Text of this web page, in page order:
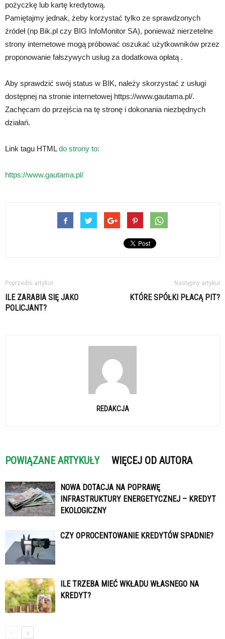
pożyczkę lub kartę kredytową.
Pamiętajmy jednak, żeby korzystać tylko ze sprawdzonych
źródeł (np Bik.pl czy BIG InfoMonitor SA), ponieważ nierzetelne
strony internetowe mogą próbować oszukać użytkowników przez
proponowanie fałszywych usług za dodatkowa opłatą .
Aby sprawdzić swój status w BIK, należy skorzystać z usługi
dostępnej na stronie internetowej https://www.gautama.pl/.
Zachęcam do przejścia na tę stronę i dokonania niezbędnych
działań.
Link tagu HTMLdo strony to:
https://www.gautama.pl/
Poprzedni artykuł
ILE ZARABIA SIĘ JAKO
POLICJANT?
Następny artykuł
KTÓRE SPÓŁKI PŁACĄ PIT?
REDAKCJA
POWIĄZANE ARTYKUŁY WIĘCEJ OD AUTORA
NOWA DOTACJA NA POPRAWĘ
INFRASTRUKTURY ENERGETYCZNEJ – KREDYT
EKOLOGICZNY
CZY OPROCENTOWANIE KREDYTÓW SPADNIE?
ILE TRZEBA MIEĆ WKŁADU WŁASNEGO NA
KREDYT?